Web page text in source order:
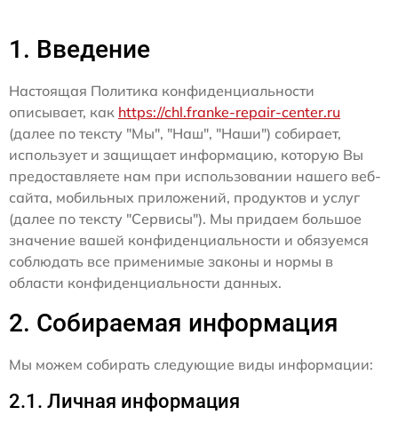
1. Введение
Настоящая Политика конфиденциальности
описывает, как https://chl.franke-repair-center.ru
(далее по тексту "Мы", "Наш", "Наши") собирает,
использует и защищает информацию, которую Вы
предоставляете нам при использовании нашего веб-
сайта, мобильных приложений, продуктов и услуг
(далее по тексту "Сервисы"). Мы придаем большое
значение вашей конфиденциальности и обязуемся
соблюдать все применимые законы и нормы в
области конфиденциальности данных.
2. Собираемая информация
Мы можем собирать следующие виды информации:
2.1. Личная информация